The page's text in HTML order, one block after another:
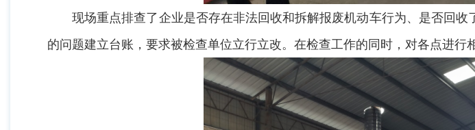
现场重点排查了企业是否存在非法回收和拆解报废机动车行为、是否回收
的问题建立台账，要求被检查单位立行立改。在检查工作的同时，对各点进行